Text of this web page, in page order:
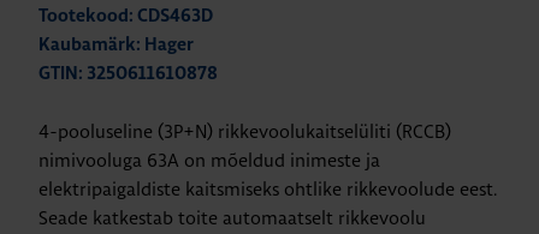
Tootekood: CDS463D
Kaubamärk: Hager
GTIN: 3250611610878
4-pooluseline (3P+N) rikkevoolukaitselüliti (RCCB)
nimivooluga 63A on mõeldud inimeste ja
elektripaigaldiste kaitsmiseks ohtlike rikkevoolude eest.
Seade katkestab toite automaatselt rikkevoolu